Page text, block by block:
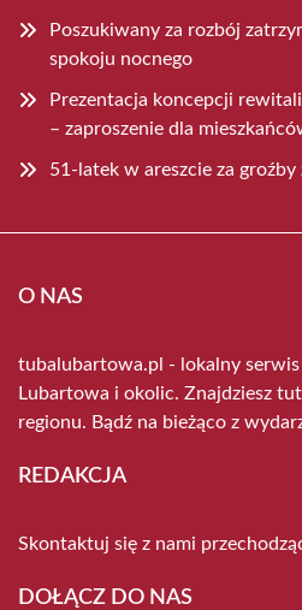
Poszukiwany za rozbój
spokoju nocnego
Prezentacja koncepcji
– zaproszenie dla
51-latek w areszcie za groźby
O NAS
tubalubartowa.pl - lokalny
Lubartowa i okolic. Znajdziesz
regionu. Bądź na bieżąco z
REDAKCJA
Skontaktuj się z nami
DOŁĄCZ DO NAS